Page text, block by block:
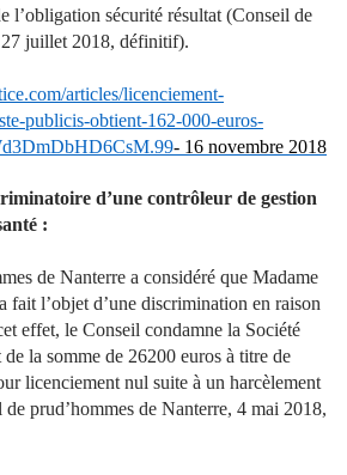
l’obligation sécurité résultat (Conseil de
27 juillet 2018, définitif).
articles/licenciement-
publicis-obtient-162-000-euros-
- 16 novembre 2018
d’une contrôleur de gestion
:
de Nanterre a considéré que Madame
fait l’objet d’une discrimination en raison
effet, le Conseil condamne la Société
la somme de 26200 euros à titre de
licenciement nul suite à un harcèlement
prud’hommes de Nanterre, 4 mai 2018,